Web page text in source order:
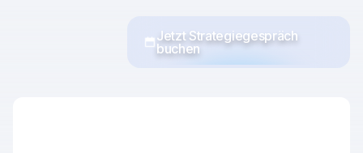
Jetzt Strategiegespräch
buchen